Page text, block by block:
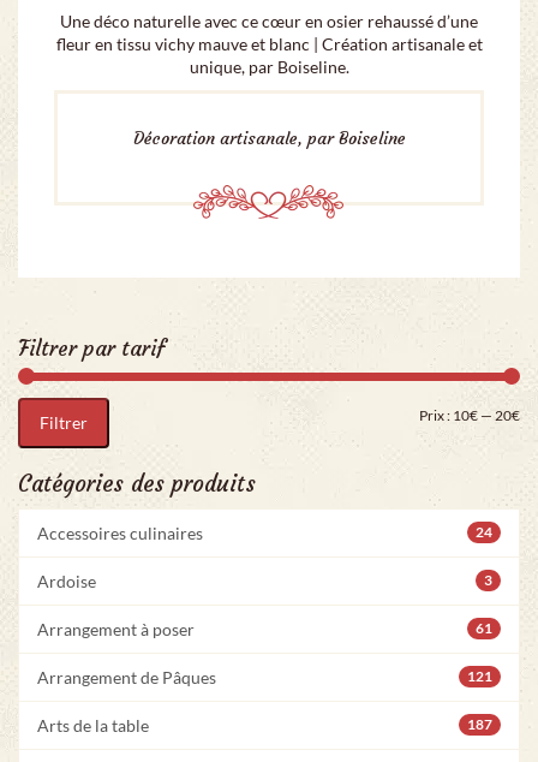
Une déco naturelle avec ce cœur en osier rehaussé d’une
fleur en tissu vichy mauve et blanc | Création artisanale et
unique, par Boiseline.
Décoration artisanale, par Boiseline
Filtrer par tarif
Filtrer Prix : 10€ — 20€
Catégories des produits
Accessoires culinaires 24
Ardoise 3
Arrangement à poser 61
Arrangement de Pâques 121
Arts de la table 187